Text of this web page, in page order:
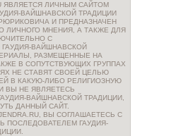
ЯВЛЯЕТСЯ ЛИЧНЫМ САЙТОМ
ВАЙШНАВСКОЙ ТРАДИЦИИ
И ПРЕДНАЗНАЧЕН
ЛИЧНОГО МНЕНИЯ, А ТАКЖЕ ДЛЯ
С
ВАЙШНАВСКОЙ
РАЗМЕЩЕННЫЕ НА
В СОПУТСТВУЮЩИХ ГРУППАХ
НЕ СТАВЯТ СВОЕЙ ЦЕЛЬЮ
В КАКУЮ-ЛИБО РЕЛИГИОЗНУЮ
ВЫ НЕ ЯВЛЯЕТЕСЬ
ВАЙШНАВСКОЙ ТРАДИЦИИ,
ДАННЫЙ САЙТ.
ВЫ СОГЛАШАЕТЕСЬ С
ПОСЛЕДОВАТЕЛЕМ ГАУДИЯ-